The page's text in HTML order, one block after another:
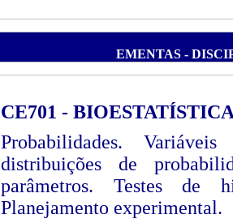
EMENTAS -
CE701 -
Probabilidades.
distribuições de
parâmetros. Testes de
Planejamento experimental.